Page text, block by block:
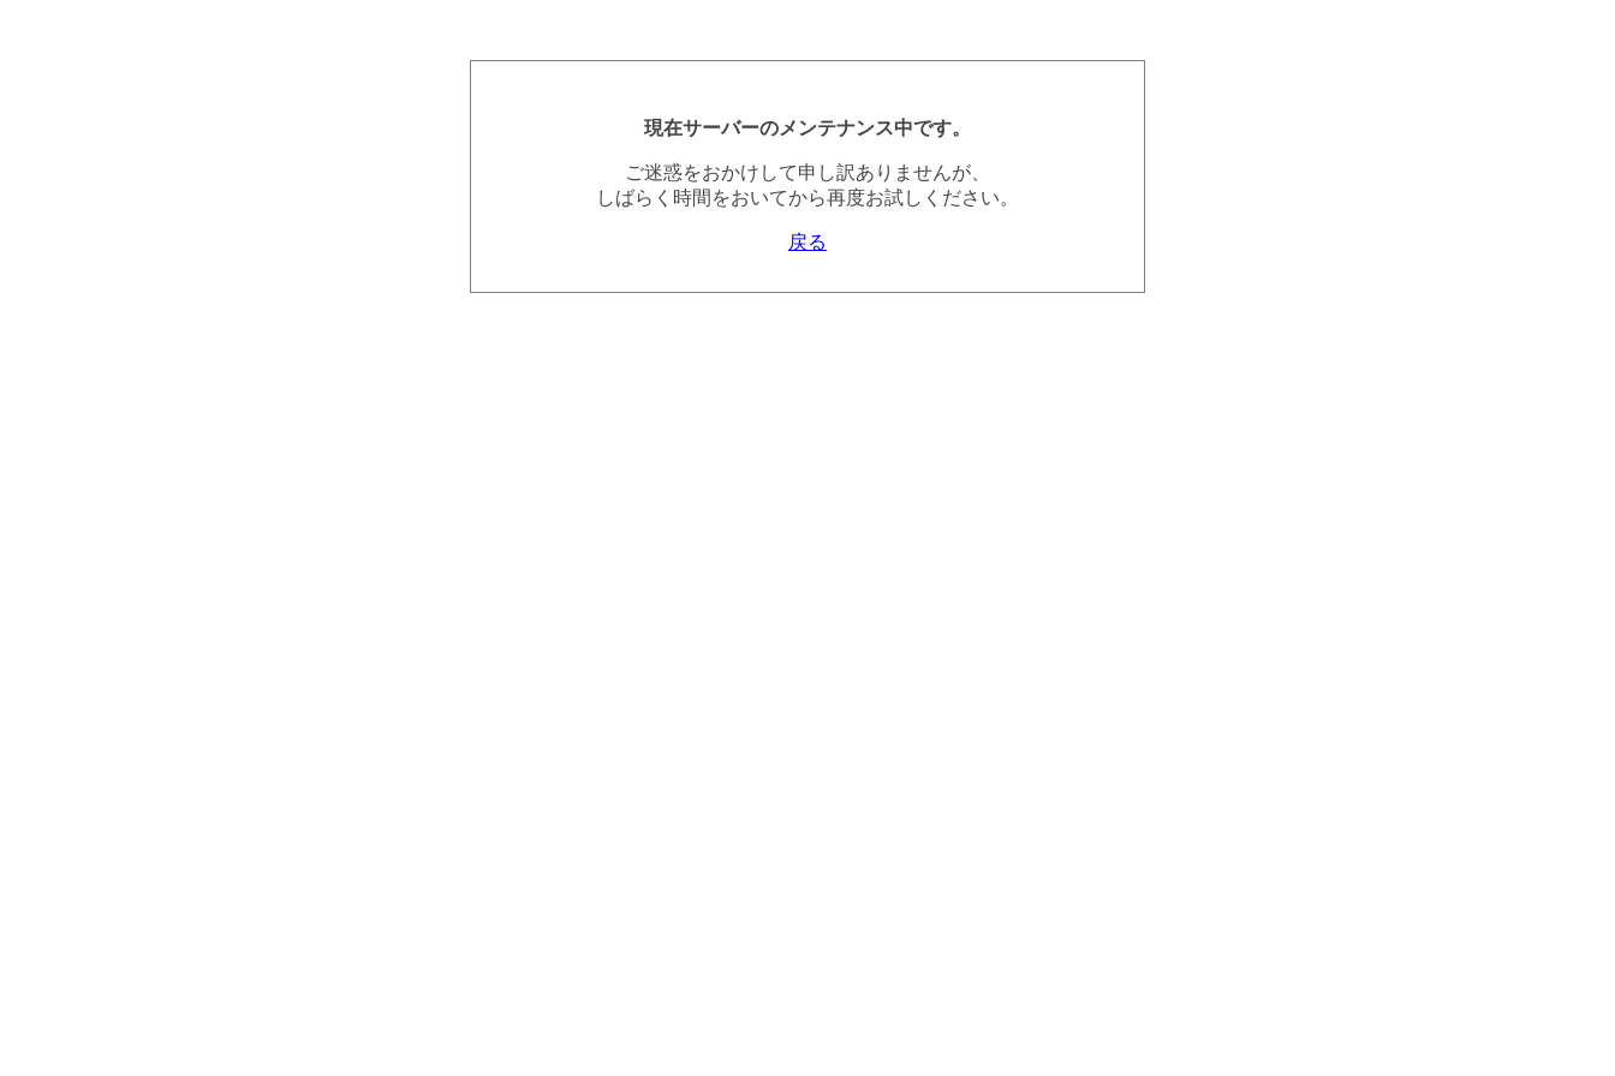
現在サーバーのメンテナンス中です。
ご迷惑をおかけして申し訳ありませんが、
しばらく時間をおいてから再度お試しください。
戻る